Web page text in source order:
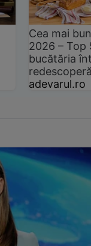
Cea mai
2026 –
bucătăria
adevarul.ro